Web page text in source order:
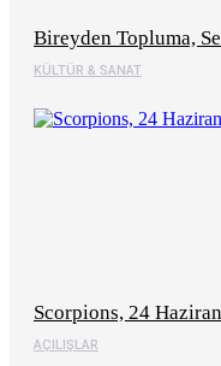
KÜLTÜR & SANAT
Bireyden Topluma,
AÇILIŞLAR
Scorpions, 24